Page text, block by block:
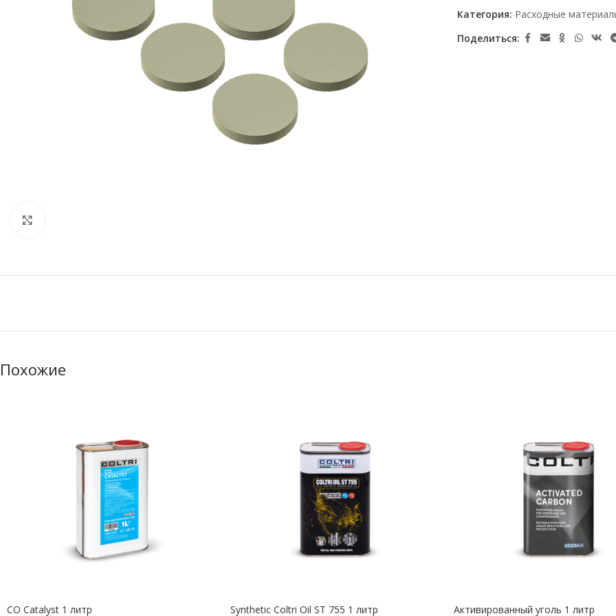
Категория: Расходные
Поделиться:
Похожие
CO Catalyst 1 литр Synthetic Coltri Oil ST 755 1 литр Активированный уголь 1 литр